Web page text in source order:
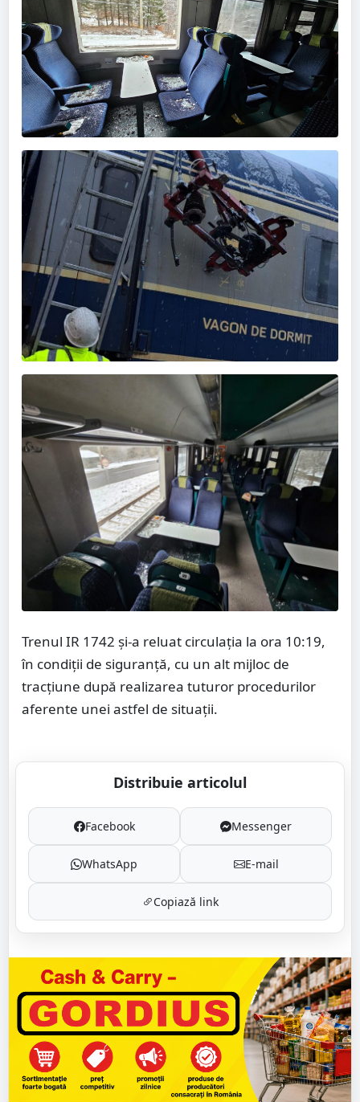
Trenul IR 1742 și-a reluat circulația la ora 10:19,
în condiții de siguranță, cu un alt mijloc de
tracțiune după realizarea tuturor procedurilor
aferente unei astfel de situații.
Distribuie articolul
Facebook Messenger
WhatsApp E-mail
Copiază link